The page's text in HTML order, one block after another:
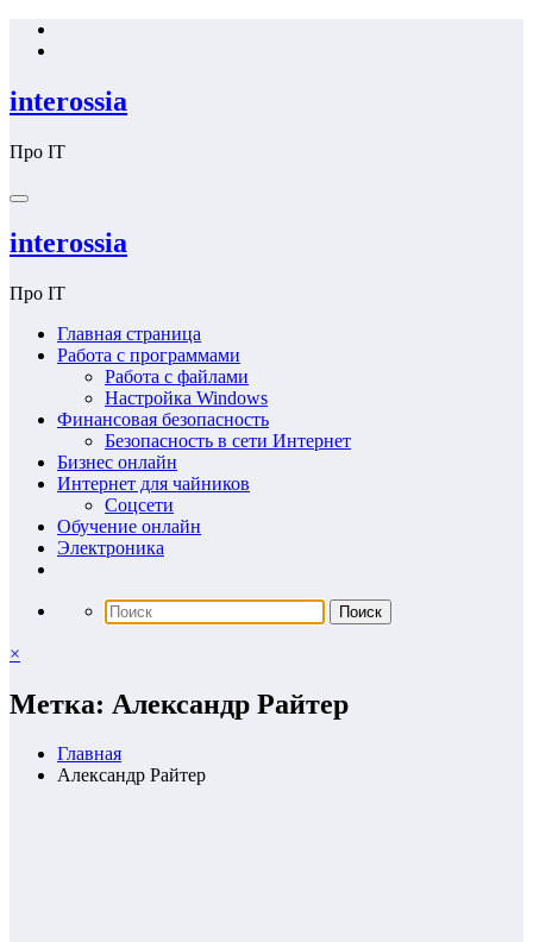
Перейти
interossia
Про IT
interossia
Про IT
Главная страница
Работа с программами
Работа с файлами
Настройка Windows
Финансовая безопасность
Безопасность в сети Интернет
Бизнес онлайн
Интернет для чайников
Соцсети
Обучение онлайн
Электроника
×
Метка: Александр Райтер
Главная
Александр Райтер